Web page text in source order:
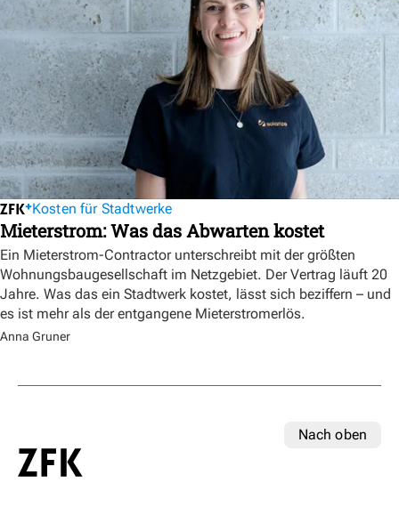
Kosten für Stadtwerke
Mieterstrom: Was das Abwarten kostet
Ein Mieterstrom-Contractor unterschreibt mit der größten
Wohnungsbaugesellschaft im Netzgebiet. Der Vertrag läuft 20
Jahre. Was das ein Stadtwerk kostet, lässt sich beziffern – und
es ist mehr als der entgangene Mieterstromerlös.
Anna Gruner
Nach oben